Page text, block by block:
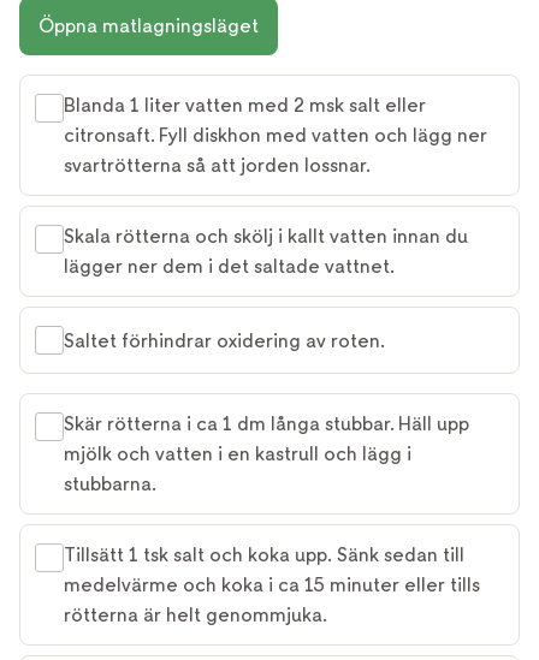
Öppna matlagningsläget
Blanda 1 liter vatten med 2 msk salt eller
citronsaft. Fyll diskhon med vatten och lägg ner
svartrötterna så att jorden lossnar.
Skala rötterna och skölj i kallt vatten innan du
lägger ner dem i det saltade vattnet.
Saltet förhindrar oxidering av roten.
Skär rötterna i ca 1 dm långa stubbar. Häll upp
mjölk och vatten i en kastrull och lägg i
stubbarna.
Tillsätt 1 tsk salt och koka upp. Sänk sedan till
medelvärme och koka i ca 15 minuter eller tills
rötterna är helt genommjuka.